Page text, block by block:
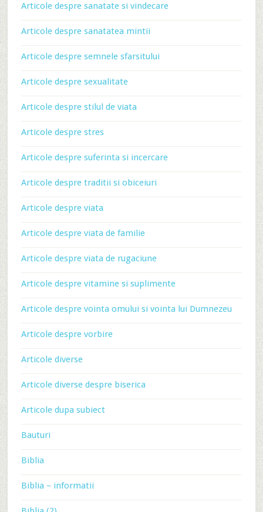
Articole despre sanatate si vindecare
Articole despre sanatatea mintii
Articole despre semnele sfarsitului
Articole despre sexualitate
Articole despre stilul de viata
Articole despre stres
Articole despre suferinta si incercare
Articole despre traditii si obiceiuri
Articole despre viata
Articole despre viata de familie
Articole despre viata de rugaciune
Articole despre vitamine si suplimente
Articole despre vointa omului si vointa lui Dumnezeu
Articole despre vorbire
Articole diverse
Articole diverse despre biserica
Articole dupa subiect
Bauturi
Biblia
Biblia – informatii